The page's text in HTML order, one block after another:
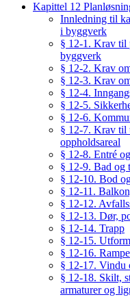
Kapittel 12
Innledning til
i byggverk
§ 12-1. Krav til
byggverk
§ 12-2. Krav
§ 12-3. Krav
§ 12-4.
§ 12-5.
§ 12-6.
§ 12-7. Krav til
oppholdsareal
§ 12-8. Entré
§ 12-9. Bad og
§ 12-10. Bod
§ 12-11.
§ 12-12.
§ 12-13. Dør,
§ 12-14. Trapp
§ 12-15.
§ 12-16. Rampe
§ 12-17. Vindu
§ 12-18. Skilt,
armaturer og